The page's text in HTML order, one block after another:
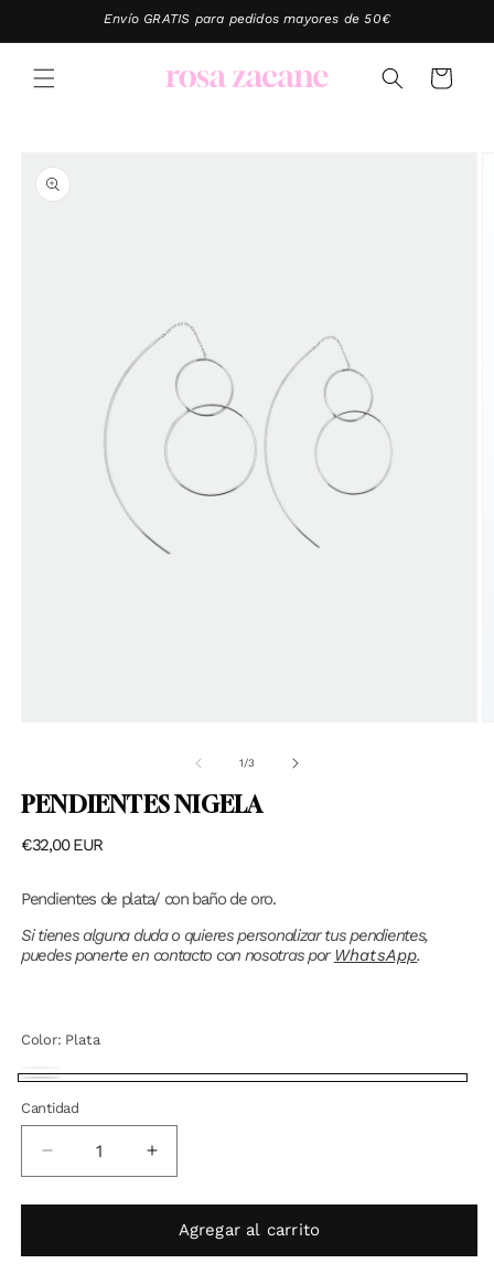
directamente
al contenido
Envío GRATIS para pedidos mayores de 50€
Carrito
a la
información
1/de
3
PENDIENTES NIGELA
PRECIO
€32,00 EUR
Pendientes de plata/ con baño de oro.
Si tienes alguna duda o quieres personalizar tus pendientes,
puedes ponerte en contacto con nosotras por WhatsApp.
Color: Plata
Bañado
Oro
Variante
agotada
o
disponible
Plata
Cantidad
Reducir
cantidad
para
Nigela
Aumentar
cantidad
para
Pendientes
Nigela
Agregar al carrito